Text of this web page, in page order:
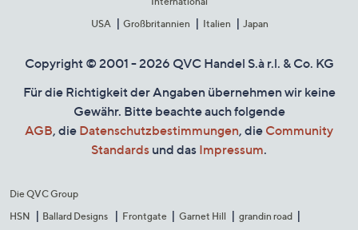
USA
Großbritannien Italien Japan
Copyright © 2001 - 2026 QVC Handel S.à r.l. & Co. KG
Für die Richtigkeit der Angaben übernehmen wir keine
Gewähr. Bitte beachte auch folgende
AGB, die Datenschutzbestimmungen, die Community
Standards und das Impressum.
Die QVC Group
HSN
Ballard Designs Frontgate Garnet Hill
grandin road